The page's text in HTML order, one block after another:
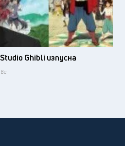
Ghibli изпусна